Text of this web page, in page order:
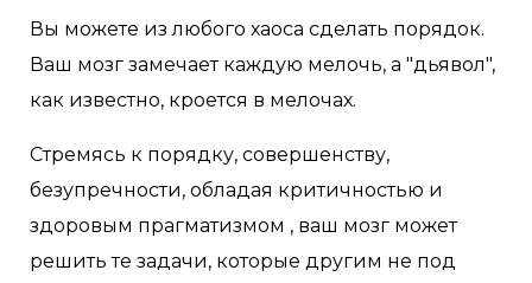
Вы можете из любого хаоса сделать порядок.
Ваш мозг замечает каждую мелочь, а "дьявол",
как известно, кроется в мелочах.
Стремясь к порядку, совершенству,
безупречности, обладая критичностью и
здоровым прагматизмом , ваш мозг может
решить те задачи, которые другим не под